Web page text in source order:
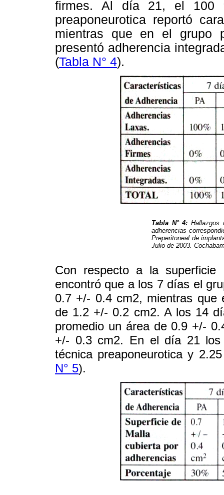
firmes. Al día 21, el 100
preaponeurotica reportó
mientras que en el grupo
presentó adherencia
(Tabla N° 4).
Tabla N° 4: Hallazgos
adherencias
Preperitoneal de
Julio de 2003.
Con respecto a la superficie
encontró que a los 7 días el
0.7 +/- 0.4 cm2, mientras que
de 1.2 +/- 0.2 cm2. A los 14
promedio un área de 0.9 +/-
+/- 0.3 cm2. En el día 21
técnica preaponeurotica y
N° 5).